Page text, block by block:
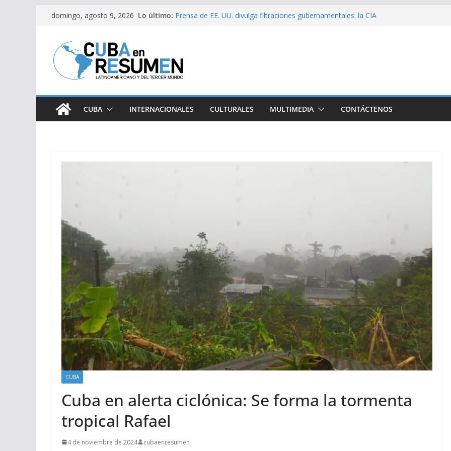
Saltar
contenido
domingo, agosto 9, 2026 Lo último: Prensa de EE. UU. divulga filtraciones gubernamentales: la CIA
lugares de impacto para el país
Fernández de Cossío sobre EE. UU.: ¿Será real el miedo?
CUBA INTERNACIONALES CULTURALES MULTIMEDIA CONTÁCTENOS
CUBA
Cuba en alerta ciclónica: Se forma la tormenta
tropical Rafael
4 de noviembre de 2024 cubaenresumen